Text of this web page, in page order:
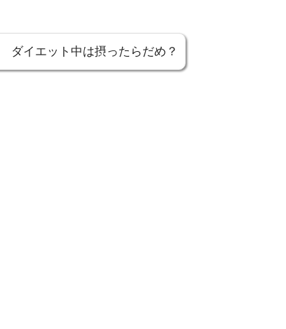
イエット中は摂ったらだめ？